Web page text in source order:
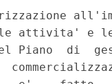
attivita' e
Piano  di